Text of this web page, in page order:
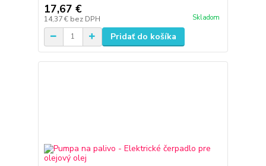
17,67 €
14,37 € bez DPH Skladom
Pridať do košíka